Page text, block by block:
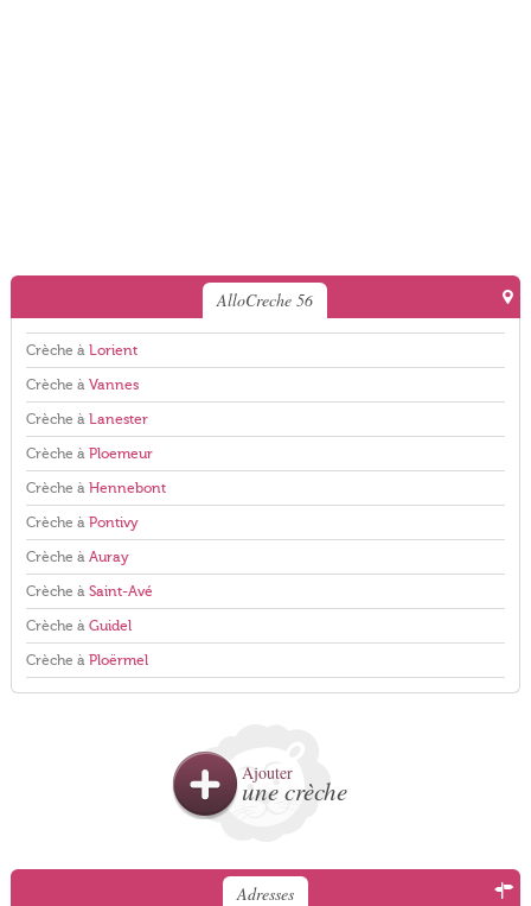
AlloCreche 56
Crèche à Lorient
Crèche à Vannes
Crèche à Lanester
Crèche à Ploemeur
Crèche à Hennebont
Crèche à Pontivy
Crèche à Auray
Crèche à Saint-Avé
Crèche à Guidel
Crèche à Ploërmel
Ajouter
une crèche
Adresses